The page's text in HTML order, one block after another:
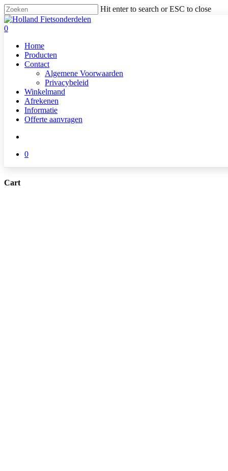
Skip
to
main
Hit enter to search or ESC to close
Close
Search
search
0
Home
Producten
Contact
Algemene Voorwaarden
Privacybeleid
Winkelmand
Afrekenen
Informatie
Offerte aanvragen
0
Cart